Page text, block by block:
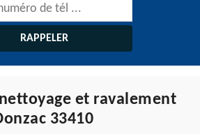
et ravalement
33410